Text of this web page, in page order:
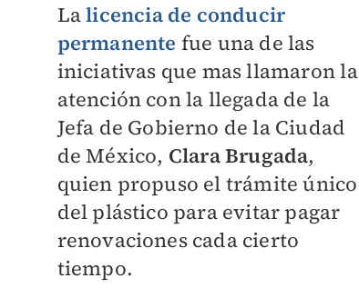
Lalicencia de conducir
permanente fue una de las
iniciativas que mas llamaron la
atención con la llegada de la
Jefa de Gobierno de la Ciudad
de México, Clara Brugada,
quien propuso el trámite único
del plástico para evitar pagar
renovaciones cada cierto
tiempo.